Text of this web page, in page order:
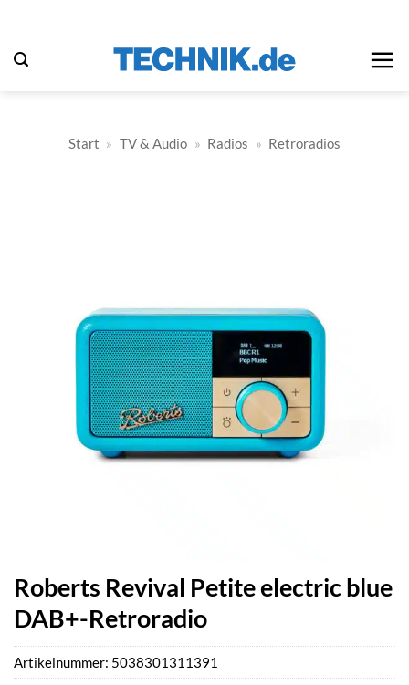
springen
Start » TV & Audio » Radios » Retroradios
Roberts Revival Petite electric blue
DAB+-Retroradio
Artikelnummer: 5038301311391